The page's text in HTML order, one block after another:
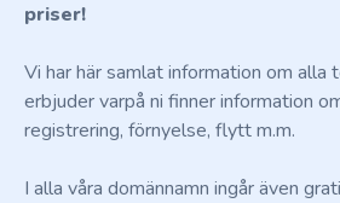
priser!
Vi har här samlat information om alla
erbjuder varpå ni finner information
registrering, förnyelse, flytt m.m.
I alla våra domännamn ingår även